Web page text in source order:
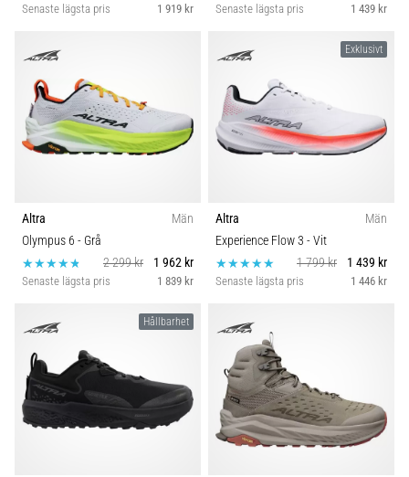
Senaste lägsta pris 1 919 kr Senaste lägsta pris 1 439 kr
Altra
Män
Olympus 6 - Grå
2 299 kr
1 962 kr
Senaste lägsta pris 1 839 kr
Exklusivt
Altra
Män
Experience Flow 3 - Vit
1 799 kr
1 439 kr
Senaste lägsta pris 1 446 kr
Hållbarhet